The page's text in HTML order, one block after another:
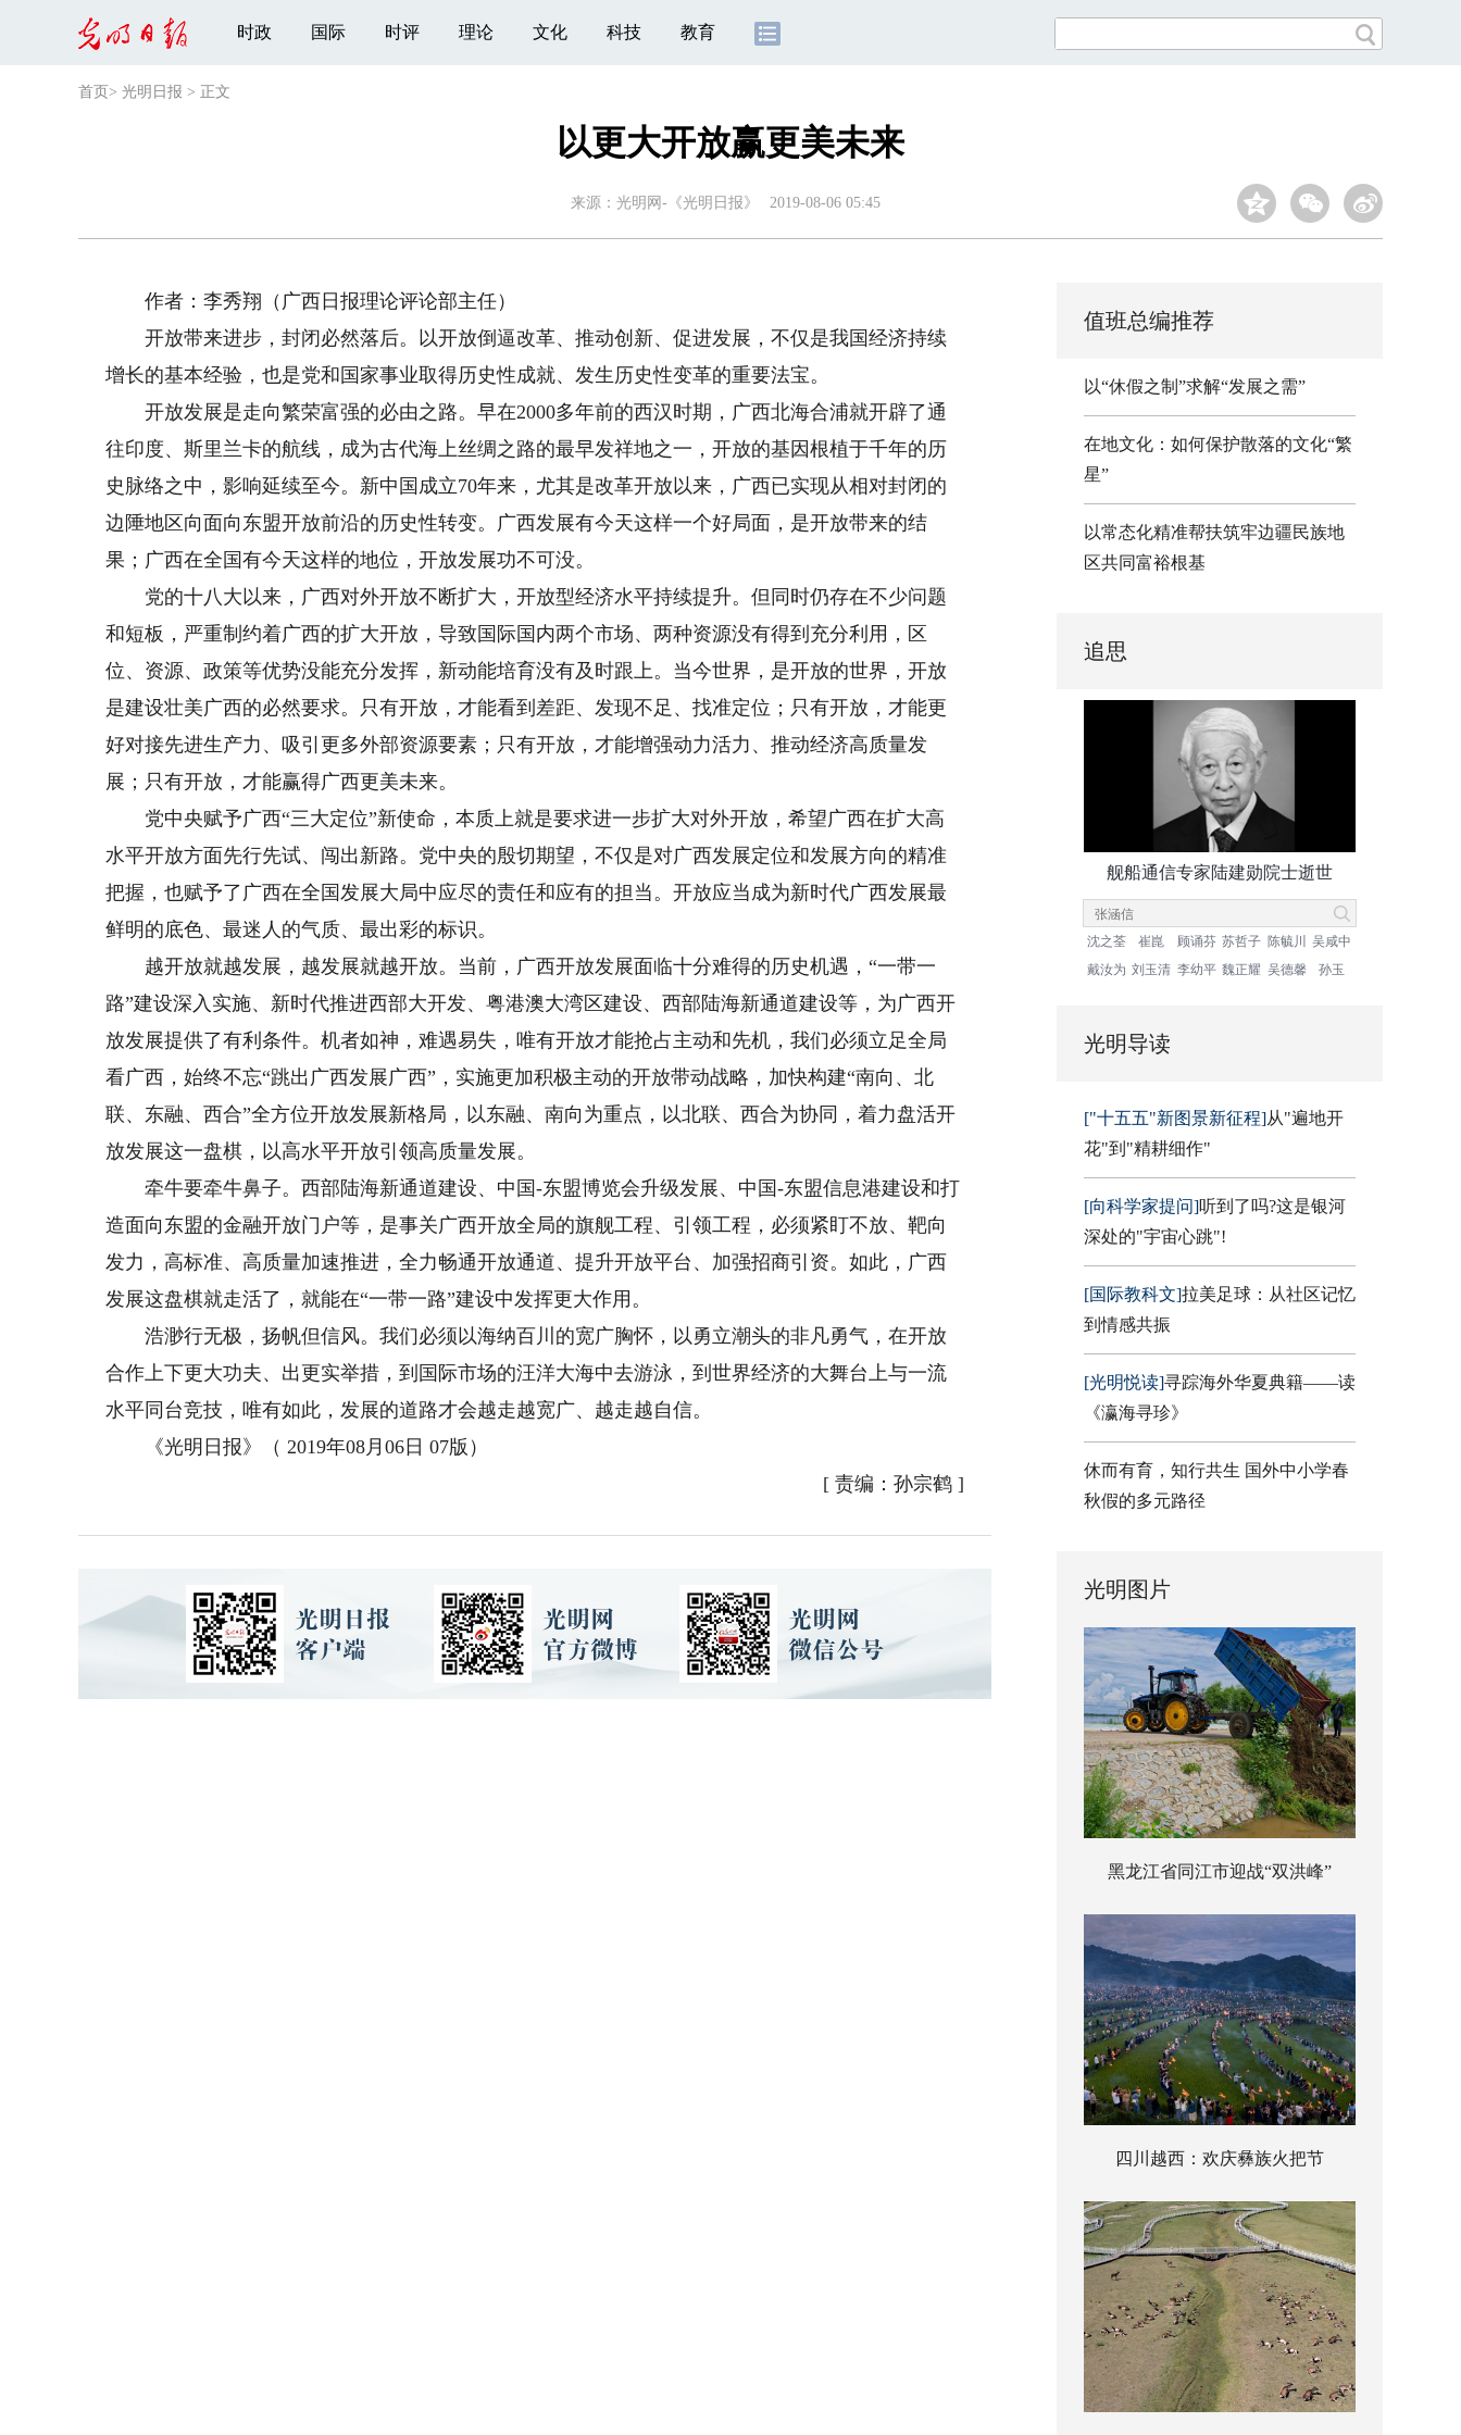
时政 国际 时评 理论 文化 科技 教育
首页 > 光明日报 > 正文
以更大开放赢更美未来
来源： 光明网-《光明日报》 2019-08-06 05:45
作者：李秀翔（广西日报理论评论部主任）
开放带来进步，封闭必然落后。以开放倒逼改革、推动创新、促进发展，不仅是我国经济持续
增长的基本经验，也是党和国家事业取得历史性成就、发生历史性变革的重要法宝。
开放发展是走向繁荣富强的必由之路。早在2000多年前的西汉时期，广西北海合浦就开辟了通
往印度、斯里兰卡的航线，成为古代海上丝绸之路的最早发祥地之一，开放的基因根植于千年的历
史脉络之中，影响延续至今。新中国成立70年来，尤其是改革开放以来，广西已实现从相对封闭的
边陲地区向面向东盟开放前沿的历史性转变。广西发展有今天这样一个好局面，是开放带来的结
果；广西在全国有今天这样的地位，开放发展功不可没。
党的十八大以来，广西对外开放不断扩大，开放型经济水平持续提升。但同时仍存在不少问题
和短板，严重制约着广西的扩大开放，导致国际国内两个市场、两种资源没有得到充分利用，区
位、资源、政策等优势没能充分发挥，新动能培育没有及时跟上。当今世界，是开放的世界，开放
是建设壮美广西的必然要求。只有开放，才能看到差距、发现不足、找准定位；只有开放，才能更
好对接先进生产力、吸引更多外部资源要素；只有开放，才能增强动力活力、推动经济高质量发
展；只有开放，才能赢得广西更美未来。
党中央赋予广西“三大定位”新使命，本质上就是要求进一步扩大对外开放，希望广西在扩大高
水平开放方面先行先试、闯出新路。党中央的殷切期望，不仅是对广西发展定位和发展方向的精准
把握，也赋予了广西在全国发展大局中应尽的责任和应有的担当。开放应当成为新时代广西发展最
鲜明的底色、最迷人的气质、最出彩的标识。
越开放就越发展，越发展就越开放。当前，广西开放发展面临十分难得的历史机遇，“一带一
路”建设深入实施、新时代推进西部大开发、粤港澳大湾区建设、西部陆海新通道建设等，为广西开
放发展提供了有利条件。机者如神，难遇易失，唯有开放才能抢占主动和先机，我们必须立足全局
看广西，始终不忘“跳出广西发展广西”，实施更加积极主动的开放带动战略，加快构建“南向、北
联、东融、西合”全方位开放发展新格局，以东融、南向为重点，以北联、西合为协同，着力盘活开
放发展这一盘棋，以高水平开放引领高质量发展。
牵牛要牵牛鼻子。西部陆海新通道建设、中国-东盟博览会升级发展、中国-东盟信息港建设和打
造面向东盟的金融开放门户等，是事关广西开放全局的旗舰工程、引领工程，必须紧盯不放、靶向
发力，高标准、高质量加速推进，全力畅通开放通道、提升开放平台、加强招商引资。如此，广西
发展这盘棋就走活了，就能在“一带一路”建设中发挥更大作用。
浩渺行无极，扬帆但信风。我们必须以海纳百川的宽广胸怀，以勇立潮头的非凡勇气，在开放
合作上下更大功夫、出更实举措，到国际市场的汪洋大海中去游泳，到世界经济的大舞台上与一流
水平同台竞技，唯有如此，发展的道路才会越走越宽广、越走越自信。
《光明日报》（ 2019年08月06日 07版）
[ 责编：孙宗鹤]
值班总编推荐
以“休假之制”求解“发展之需”
在地文化：如何保护散落的文化“繁
星”
以常态化精准帮扶筑牢边疆民族地
区共同富裕根基
追思
舰船通信专家陆建勋院士逝世
沈之荃 崔崑 顾诵芬 苏哲子 陈毓川
吴咸中
戴汝为 刘玉清 李幼平 魏正耀 吴德馨 孙玉
光明导读
["十五五"新图景新征程]从"遍地开
花"到"精耕细作"
[向科学家提问]听到了吗?这是银河
深处的"宇宙心跳"!
[国际教科文]拉美足球：从社区记忆
到情感共振
[光明悦读]寻踪海外华夏典籍——读
《瀛海寻珍》
休而有育，知行共生 国外中小学春
秋假的多元路径
光明图片
黑龙江省同江市迎战“双洪峰”
四川越西：欢庆彝族火把节